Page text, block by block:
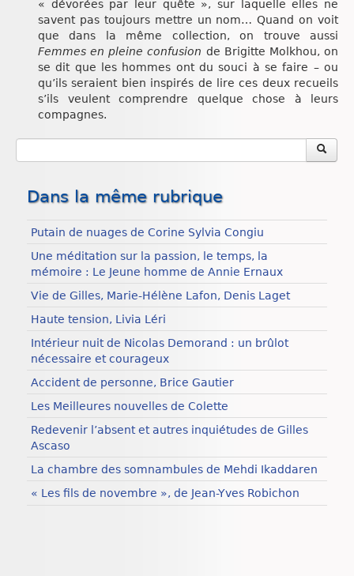
« dévorées par leur quête », sur laquelle elles ne
savent pas toujours mettre un nom… Quand on voit
que dans la même collection, on trouve aussi
Femmes en pleine confusion de Brigitte Molkhou, on
se dit que les hommes ont du souci à se faire – ou
qu’ils seraient bien inspirés de lire ces deux recueils
s’ils veulent comprendre quelque chose à leurs
compagnes.
Dans la même rubrique
Putain de nuages de Corine Sylvia Congiu
Une méditation sur la passion, le temps, la
mémoire : Le Jeune homme de Annie Ernaux
Vie de Gilles, Marie-Hélène Lafon, Denis Laget
Haute tension, Livia Léri
Intérieur nuit de Nicolas Demorand : un brûlot
nécessaire et courageux
Accident de personne, Brice Gautier
Les Meilleures nouvelles de Colette
Redevenir l’absent et autres inquiétudes de Gilles
Ascaso
La chambre des somnambules de Mehdi Ikaddaren
« Les fils de novembre », de Jean-Yves Robichon